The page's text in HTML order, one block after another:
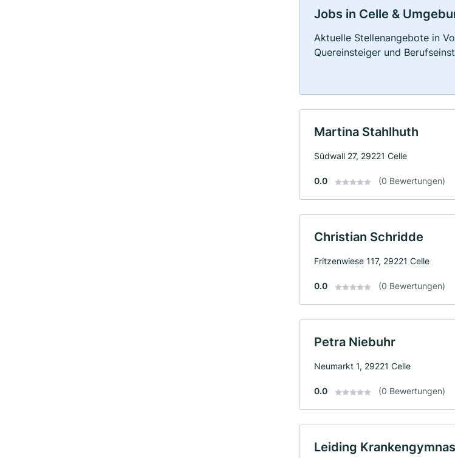
Jobs in Celle &
Aktuelle Stellenangebote in
Quereinsteiger und
Martina Stahlhuth
Südwall 27, 29221 Celle
0.0 (0 Bewertungen)
Christian Schridde
Fritzenwiese 117, 29221 Celle
0.0 (0 Bewertungen)
Petra Niebuhr
Neumarkt 1, 29221 Celle
0.0 (0 Bewertungen)
Leiding